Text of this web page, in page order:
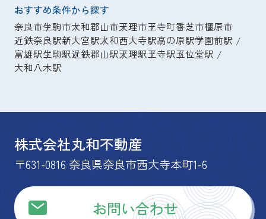
おすすめ条件から探す
奈良市生駒市大和郡山市天理市王寺町香芝市橿原市
近鉄奈良駅新大宮駅大和西大寺駅高の原駅学園前駅
富雄駅生駒駅近鉄郡山駅天理駅王寺駅五位堂駅
大和八木駅
株式会社丸和不動産
〒631-0816 奈良県奈良市西大寺本町1-6
お問い合わせ